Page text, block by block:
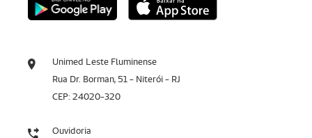
Unimed Leste Fluminense
Rua Dr. Borman, 51 - Niterói - RJ
CEP: 24020-320
Ouvidoria